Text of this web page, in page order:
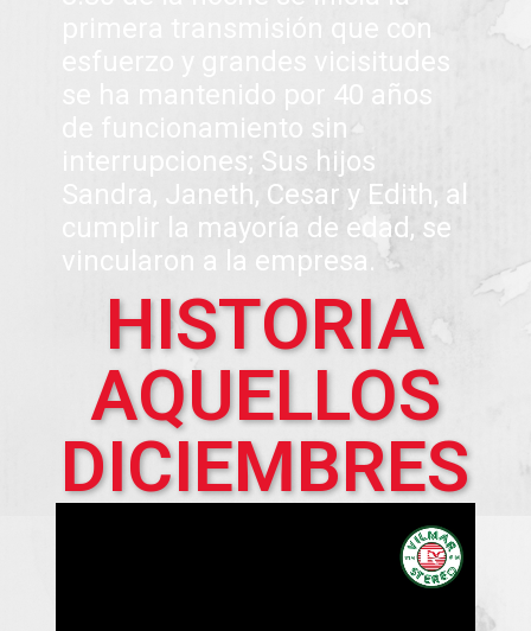
primera transmisión que con
esfuerzo y grandes vicisitudes
se ha mantenido por 40 años
de funcionamiento sin
interrupciones; Sus hijos
Sandra, Janeth, Cesar y Edith, al
cumplir la mayoría de edad, se
vincularon a la empresa.
HISTORIA
AQUELLOS
DICIEMBRES